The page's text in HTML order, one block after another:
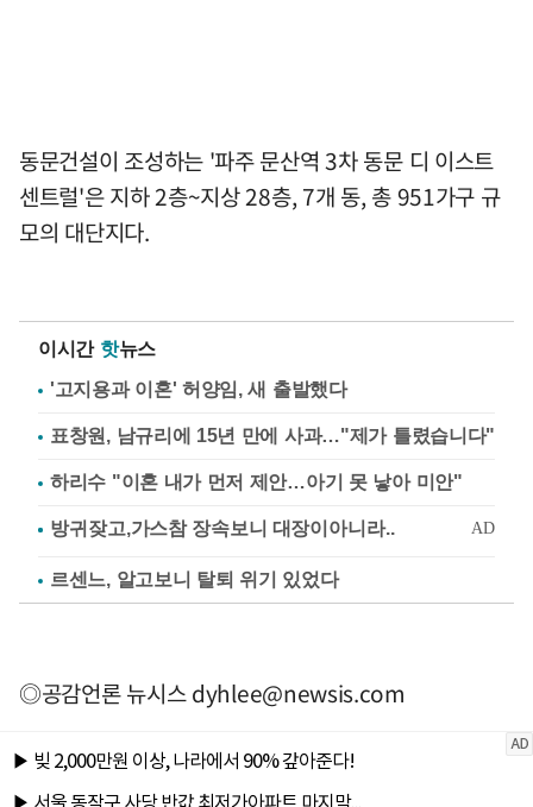
동문건설이 조성하는 '파주 문산역 3차 동문 디 이스트
센트럴'은 지하 2층~지상 28층, 7개 동, 총 951가구 규
모의 대단지다.
이시간 핫뉴스
'고지용과 이혼' 허양임, 새 출발했다
표창원, 남규리에 15년 만에 사과…"제가 틀렸습니다"
하리수 "이혼 내가 먼저 제안…아기 못 낳아 미안"
르센느, 알고보니 탈퇴 위기 있었다
◎공감언론 뉴시스dyhlee@newsis.com